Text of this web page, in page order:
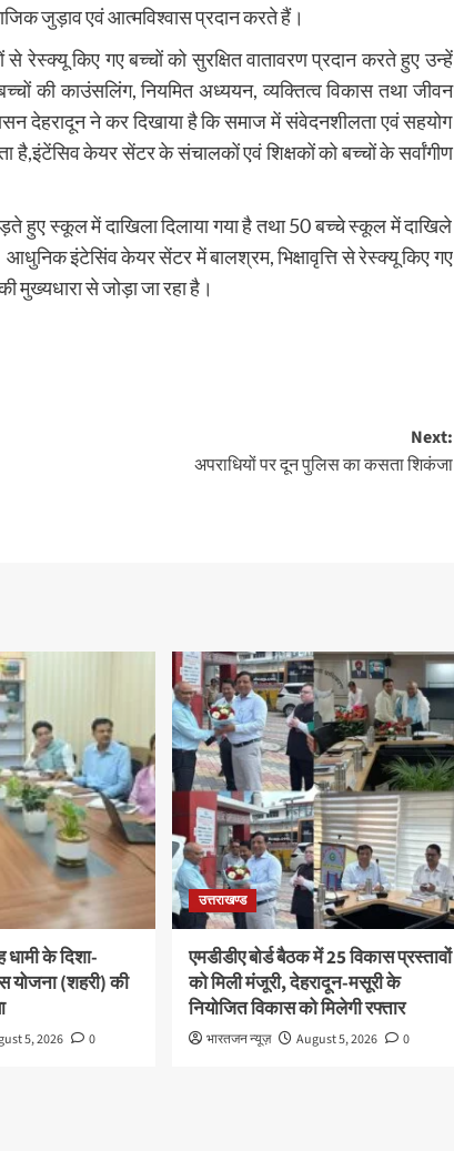
जुड़ाव एवं आत्मविश्वास प्रदान करते हैं।
रेस्क्यू किए गए बच्चों को सुरक्षित वातावरण प्रदान करते हुए उन्हें
की काउंसलिंग, नियमित अध्ययन, व्यक्तित्व विकास तथा जीवन
देहरादून ने कर दिखाया है कि समाज में संवेदनशीलता एवं सहयोग
है,इंटेंसिव केयर सेंटर के संचालकों एवं शिक्षकों को बच्चों के सर्वांगीण
हुए स्कूल में दाखिला दिलाया गया है तथा 50 बच्चे स्कूल में दाखिले
इंटेसिंव केयर सेंटर में बालश्रम, भिक्षावृत्ति से रेस्क्यू किए गए
मुख्यधारा से जोड़ा जा रहा है।
Next:
अपराधियों पर दून पुलिस का कसता शिकंजा
धामी के दिशा-
योजना (शहरी) की
5, 2026 0
उत्तराखण्ड
एमडीडीए बोर्ड बैठक में 25 विकास प्रस्तावों
को मिली मंजूरी, देहरादून-मसूरी के
नियोजित विकास को मिलेगी रफ्तार
भारतजन न्यूज़ August 5, 2026 0